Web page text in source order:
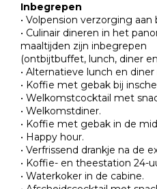
Inbegrepen
• Volpension verzorging aan
• Culinair dineren in het
maaltijden zijn inbegrepen
(ontbijtbuffet, lunch, diner
• Alternatieve lunch en diner
• Koffie met gebak bij
• Welkomstcocktail met
• Welkomstdiner.
• Koffie met gebak in de
• Happy hour.
• Verfrissend drankje na de
• Koffie- en theestation 24-
• Waterkoker in de cabine.